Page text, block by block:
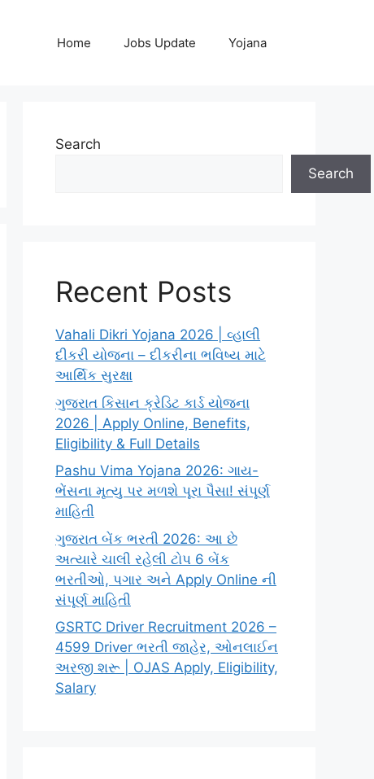
Home Jobs Update Yojana
Search
Search
Recent Posts
Vahali Dikri Yojana 2026 | વ્હાલી
દીકરી યોજના – દીકરીના ભવિષ્ય માટે
આર્થિક સુરક્ષા
ગુજરાત કિસાન ક્રેડિટ કાર્ડ યોજના
2026 | Apply Online, Benefits,
Eligibility & Full Details
Pashu Vima Yojana 2026: ગાય-
ભેંસના મૃત્યુ પર મળશે પૂરા પૈસા! સંપૂર્ણ
માહિતી
ગુજરાત બેંક ભરતી 2026: આ છે
અત્યારે ચાલી રહેલી ટોપ 6 બેંક
ભરતીઓ, પગાર અને Apply Online ની
સંપૂર્ણ માહિતી
GSRTC Driver Recruitment 2026 –
4599 Driver ભરતી જાહેર, ઓનલાઈન
અરજી શરૂ | OJAS Apply, Eligibility,
Salary